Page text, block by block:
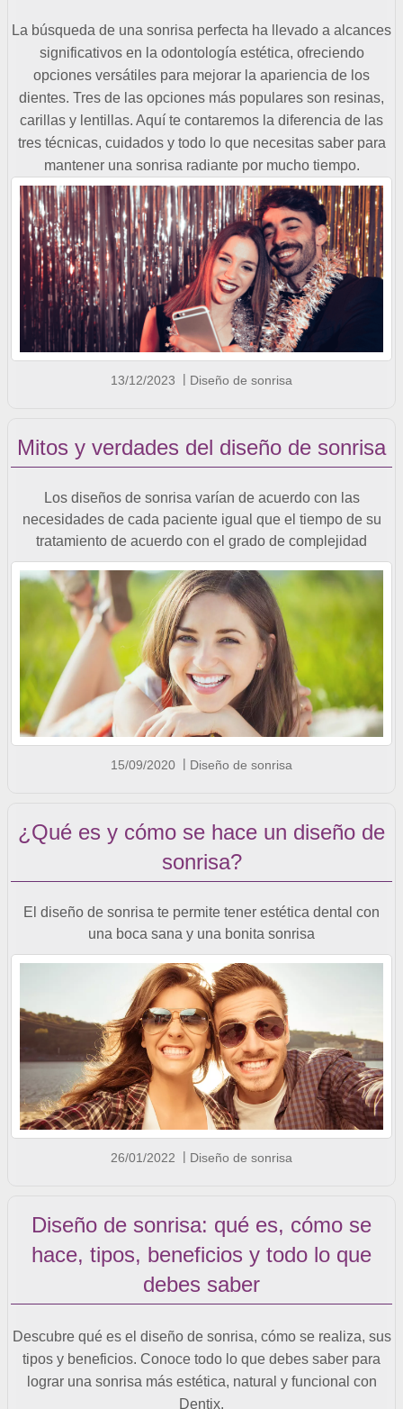
La búsqueda de una sonrisa perfecta ha llevado a alcances
significativos en la odontología estética, ofreciendo
opciones versátiles para mejorar la apariencia de los
dientes. Tres de las opciones más populares son resinas,
carillas y lentillas. Aquí te contaremos la diferencia de las
tres técnicas, cuidados y todo lo que necesitas saber para
mantener una sonrisa radiante por mucho tiempo.
13/12/2023 Diseño de sonrisa
Mitos y verdades del diseño de sonrisa
Los diseños de sonrisa varían de acuerdo con las
necesidades de cada paciente igual que el tiempo de su
tratamiento de acuerdo con el grado de complejidad
15/09/2020 Diseño de sonrisa
¿Qué es y cómo se hace un diseño de
sonrisa?
El diseño de sonrisa te permite tener estética dental con
una boca sana y una bonita sonrisa
26/01/2022 Diseño de sonrisa
Diseño de sonrisa: qué es, cómo se
hace, tipos, beneficios y todo lo que
debes saber
Descubre qué es el diseño de sonrisa, cómo se realiza, sus
tipos y beneficios. Conoce todo lo que debes saber para
lograr una sonrisa más estética, natural y funcional con
Dentix.